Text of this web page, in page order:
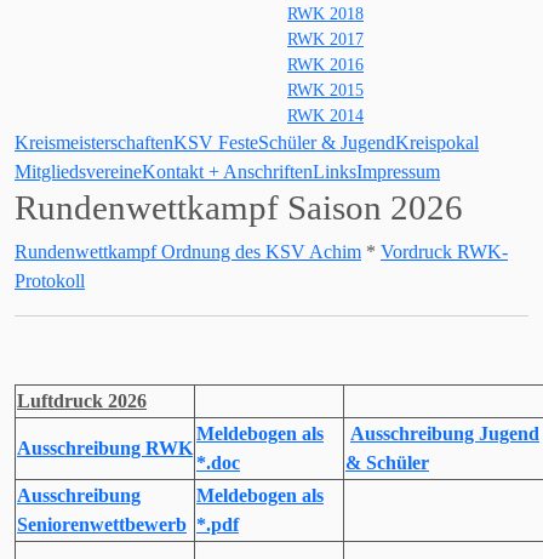
RWK 2018
RWK 2017
RWK 2016
RWK 2015
RWK 2014
KreismeisterschaftenKSV FesteSchüler & JugendKreispokal
MitgliedsvereineKontakt + AnschriftenLinksImpressum
Rundenwettkampf Saison 2026
Rundenwettkampf Ordnung des KSV Achim * Vordruck RWK-
Protokoll
Luftdruck 2026
Ausschreibung RWK
Meldebogen als
*.doc
Ausschreibung Jugend
& Schüler
Ausschreibung
Seniorenwettbewerb
Meldebogen als
*.pdf